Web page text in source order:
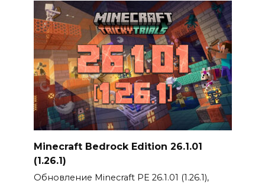
Minecraft Bedrock Edition 26.1.01
(1.26.1)
Обновление Minecraft PE 26.1.01 (1.26.1),